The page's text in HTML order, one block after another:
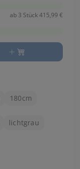
ab 3 Stück 415,99 €
180cm
lichtgrau